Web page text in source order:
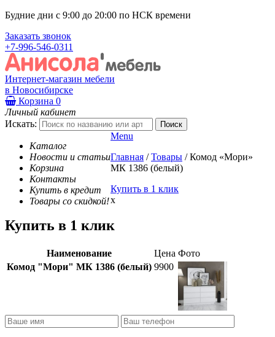
Будние дни с 9:00 до 20:00 по НСК времени
Заказать звонок
+7-996-546-0311
Интернет-магазин мебели
в Новосибирске
Корзина 0
Личный кабинет
Искать:
Каталог
Новости и статьи
Корзина
Контакты
Купить в кредит
Товары со скидкой!
Menu
Главная / Товары / Комод «Мори»
МК 1386 (белый)
Купить в 1 клик
x
Купить в 1 клик
Наименование Цена Фото
Комод "Мори" МК 1386 (белый) 9900